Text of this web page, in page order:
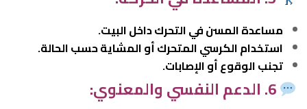
مساعدة المسن في التحرك داخل البيت.
استخدام الكرسي المتحرك أو المشاية حسب الحالة.
تجنب الوقوع أو الإصابات.
6. الدعم النفسي والمعنوي: